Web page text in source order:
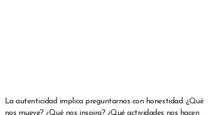
La autenticidad implica preguntarnos con honestidad: ¿Qué
nos mueve? ¿Qué nos inspira? ¿Qué actividades nos hacen